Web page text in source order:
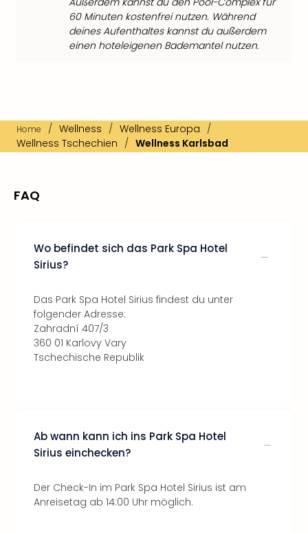
60 Minuten kostenfrei nutzen. Während
deines Aufenthaltes kannst du außerdem
einen hoteleigenen Bademantel nutzen.
Home / Wellness / Wellness Europa /
Wellness Tschechien / Wellness Karlsbad
FAQ
Wo befindet sich das Park Spa Hotel
Sirius?
Das Park Spa Hotel Sirius findest du unter
folgender Adresse:
Zahradní 407/3
360 01 Karlovy Vary
Tschechische Republik
Ab wann kann ich ins Park Spa Hotel
Sirius einchecken?
Der Check-In im Park Spa Hotel Sirius ist am
Anreisetag ab 14:00 Uhr möglich.